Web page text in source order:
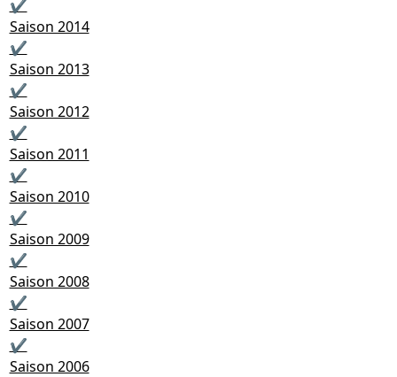
✔
Saison 2014
✔
Saison 2013
✔
Saison 2012
✔
Saison 2011
✔
Saison 2010
✔
Saison 2009
✔
Saison 2008
✔
Saison 2007
✔
Saison 2006